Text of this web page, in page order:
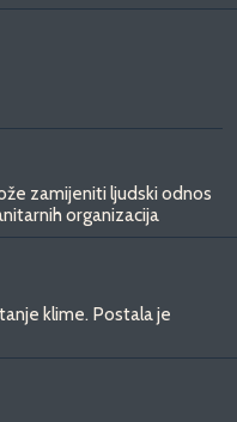
zamijeniti ljudski odnos
organizacija
klime. Postala je